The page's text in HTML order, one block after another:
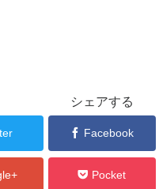
シェアする
Facebook
Pocket